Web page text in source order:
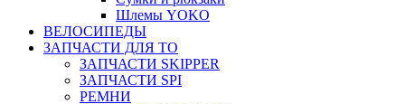
Шлемы YOKO
ВЕЛОСИПЕДЫ
ЗАПЧАСТИ ДЛЯ ТО
ЗАПЧАСТИ SKIPPER
ЗАПЧАСТИ SPI
РЕМНИ